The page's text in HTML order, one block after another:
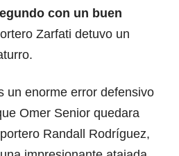
con un buen
Zarfati detuvo un
un enorme error defensivo
Omer Senior quedara
Randall Rodríguez,